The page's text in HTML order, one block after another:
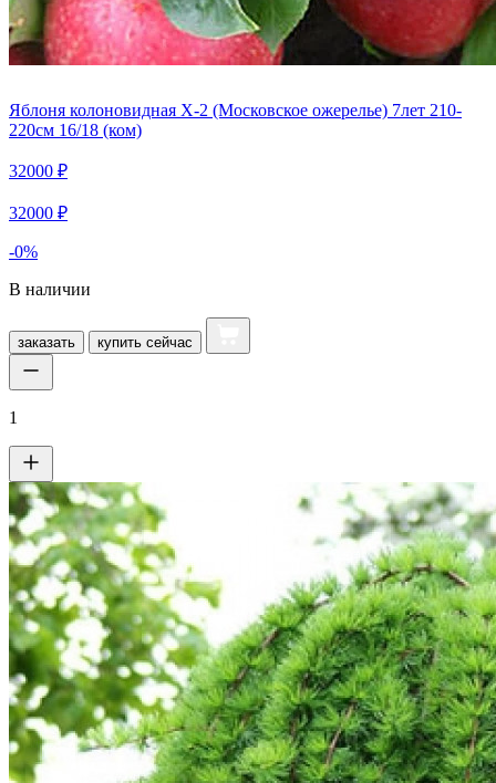
Яблоня колоновидная Х-2 (Московское ожерелье) 7лет 210-
220см 16/18 (ком)
32000 ₽
32000 ₽
-0%
В наличии
заказать купить сейчас
1